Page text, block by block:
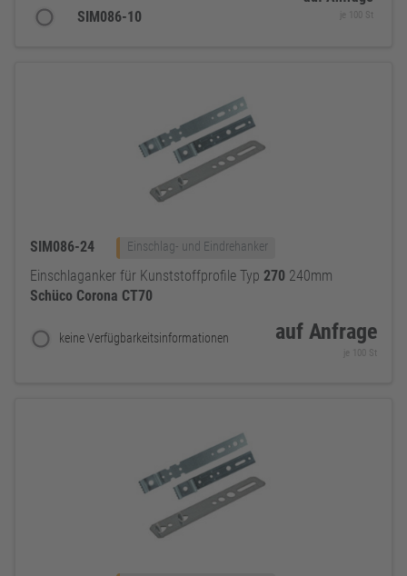
SIM086-10
je 100 St
SIM086-24 Einschlag- und Eindrehanker
Einschlaganker für Kunststoffprofile Typ 270 240mm
Schüco Corona CT70
keine Verfügbarkeitsinformationen auf Anfrage
je 100 St